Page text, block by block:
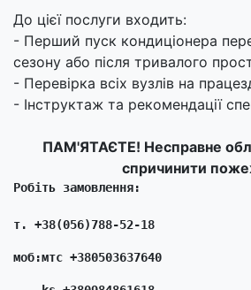
До цієї послуги входить:
- Перший пуск кондиціонера
сезону або після тривалого
- Перевірка всіх вузлів на
- Інструктаж та рекомендації
ПАМ'ЯТАЄТЕ! Несправне
спричинити
Робіть замовлення:
т. +38(056)788-52-18
моб:мтс +380503637640